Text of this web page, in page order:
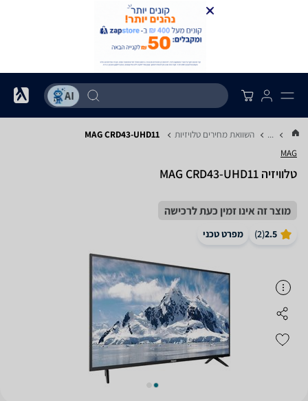
... השוואת מחירים טלויזיות MAG CRD43-UHD11
MAG
טלוויזיה MAG CRD43-UHD11
מוצר זה אינו זמין כעת לרכישה
2.5
(
2
) מפרט טכני